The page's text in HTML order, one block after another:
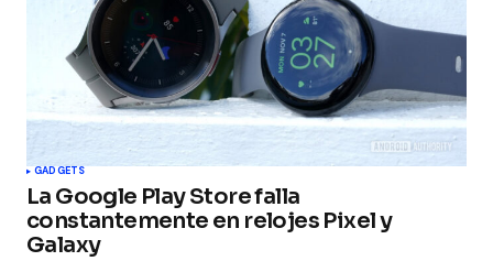
GADGETS
La Google Play Store falla
constantemente en relojes Pixel y
Galaxy